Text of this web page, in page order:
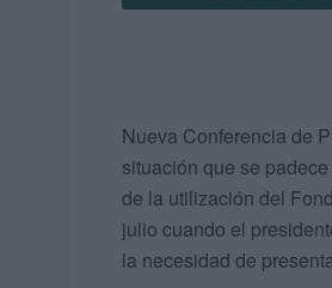
Nueva Conferencia de
situación que se
de la utilización del
julio cuando el
la necesidad de